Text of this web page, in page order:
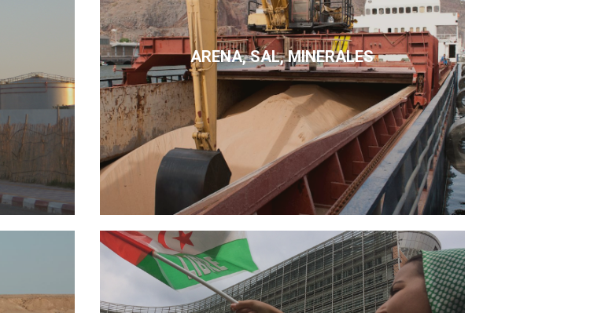
ARENA, SAL, MINERALES